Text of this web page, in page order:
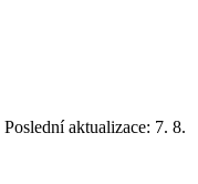
Poslední aktualizace: 7. 8.